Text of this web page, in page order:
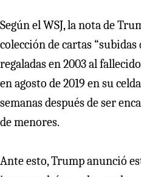
Según el WSJ, la nota de
colección de cartas
regaladas en 2003 al
en agosto de 2019 en su
semanas después de ser
de menores.
Ante esto, Trump anunció